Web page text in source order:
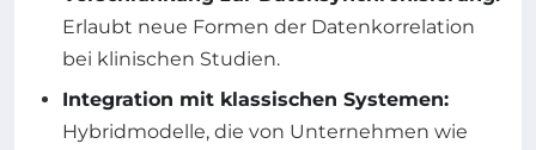
Erlaubt neue Formen der Datenkorrelation
bei klinischen Studien.
Integration mit klassischen Systemen:
Hybridmodelle, die von Unternehmen wie